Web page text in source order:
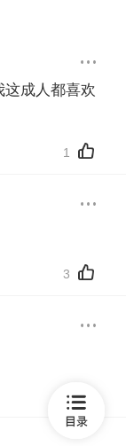
成人都喜欢
1
3
1